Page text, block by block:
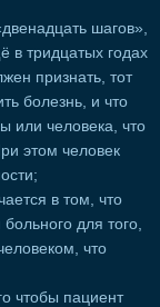
шагов»,
в тридцатых годах
признать, тот
болезнь, и что
человека, что
этом человек
в том, что
для того,
что
чтобы пациент